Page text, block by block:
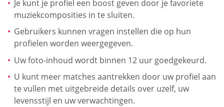
Je kunt je profiel een boost geven door je favoriete
muziekcomposities in te sluiten.
Gebruikers kunnen vragen instellen die op hun
profielen worden weergegeven.
Uw foto-inhoud wordt binnen 12 uur goedgekeurd.
U kunt meer matches aantrekken door uw profiel aan
te vullen met uitgebreide details over uzelf, uw
levensstijl en uw verwachtingen.